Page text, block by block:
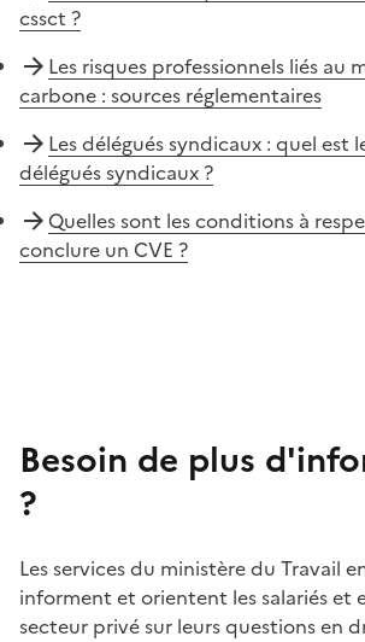
cssct ?
Les risques professionnels liés au
carbone : sources réglementaires
Les délégués syndicaux : quel est
délégués syndicaux ?
Quelles sont les conditions à
conclure un CVE ?
Besoin de plus
?
Les services du ministère du Travail
informent et orientent les salariés et
secteur privé sur leurs questions en